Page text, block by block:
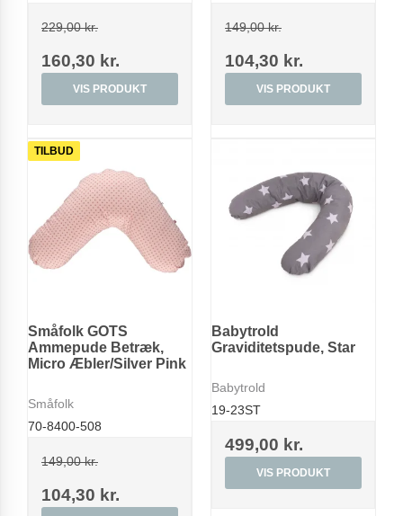
229,00 kr.
160,30 kr.
VIS PRODUKT
149,00 kr.
104,30 kr.
VIS PRODUKT
TILBUD
Småfolk GOTS
Ammepude Betræk,
Micro Æbler/Silver Pink
Småfolk
70-8400-508
149,00 kr.
104,30 kr.
Babytrold
Graviditetspude, Star
Babytrold
19-23ST
499,00 kr.
VIS PRODUKT